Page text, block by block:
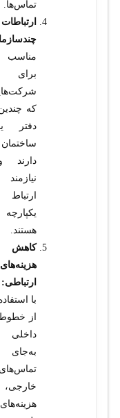
تماس‌ها.
ارتباطات
مناسب
برای
که
دفتر
ساختمان
دارند
نیازمند
ارتباط
یکپارچه
هستند.
کاهش
هزینه‌های
ارتباطی:
با
از
داخلی
به‌جای
تماس‌های
خارجی،
هزینه‌های